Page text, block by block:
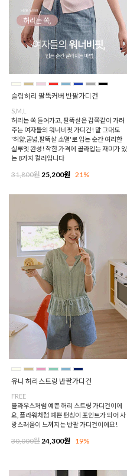
슬림허리 팔뚝커버 반팔가디건
S,M,L
허리는 쏙 들어가고, 팔뚝살은 감쪽같이 가려
주는 여자들의 워너비핏 가디건! 말 그대도
'허얇,골넓,팔뚝살 소멸'로 입는 순간 여리한
실루엣 완성! 착한 가격에 골라입는 재미가 있
는 8가지 컬러입니다
31,800원 25,200원 21%
유니 허리스트링 반팔가디건
FREE
블라우스처럼 예쁜 허리 스트링 가디건이에
요, 플라워처럼 예쁜 펀칭이 포인트가 되어 사
랑스러움이 느껴지는 반팔 가디건이에요!
30,000원 24,300원 19%